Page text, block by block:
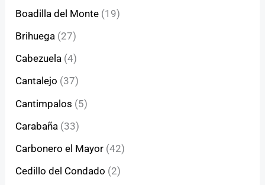
Boadilla del Monte (19)
Brihuega (27)
Cabezuela (4)
Cantalejo (37)
Cantimpalos (5)
Carabaña (33)
Carbonero el Mayor (42)
Cedillo del Condado (2)